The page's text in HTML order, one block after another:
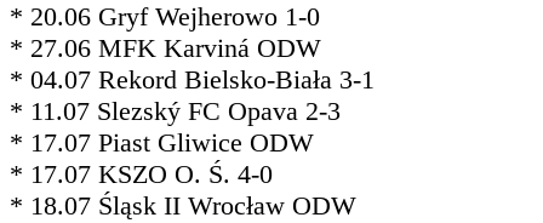
* 20.06 Gryf Wejherowo 1-0
* 27.06 MFK Karviná ODW
* 04.07 Rekord Bielsko-Biała 3-1
* 11.07 Slezský FC Opava 2-3
* 17.07 Piast Gliwice ODW
* 17.07 KSZO O. Ś. 4-0
* 18.07 Śląsk II Wrocław ODW